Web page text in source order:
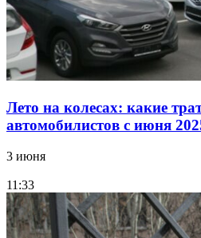
Лето на колесах: какие
автомобилистов с июня
3 июня
11:33